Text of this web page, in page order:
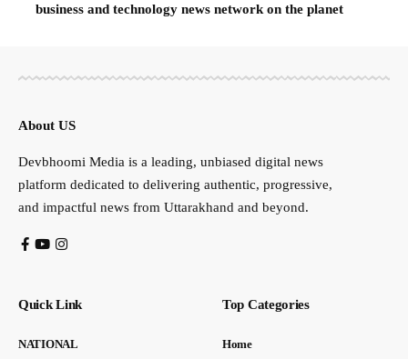
business and technology news network on the planet
About US
Devbhoomi Media is a leading, unbiased digital news
platform dedicated to delivering authentic, progressive,
and impactful news from Uttarakhand and beyond.
Quick Link
NATIONAL
Top Categories
Home